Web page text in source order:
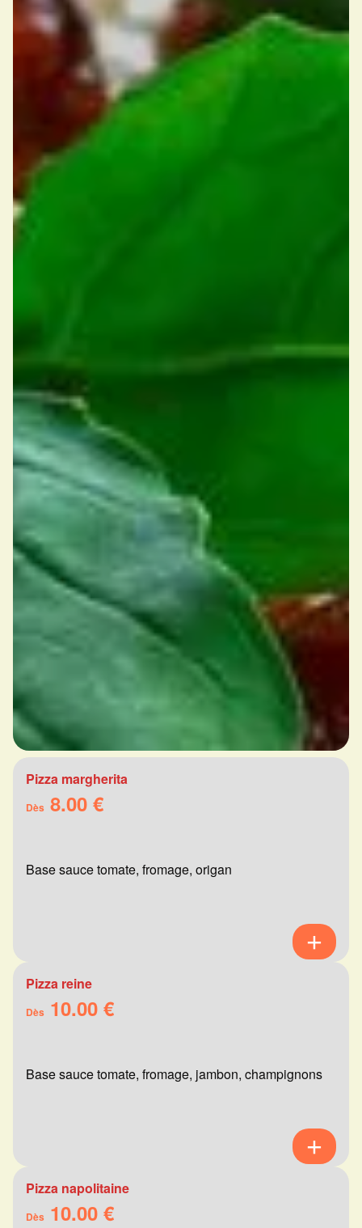
Pizza margherita
Dès 8.00 €
Base sauce tomate, fromage, origan
Pizza reine
Dès 10.00 €
Base sauce tomate, fromage, jambon, champignons
Pizza napolitaine
Dès 10.00 €